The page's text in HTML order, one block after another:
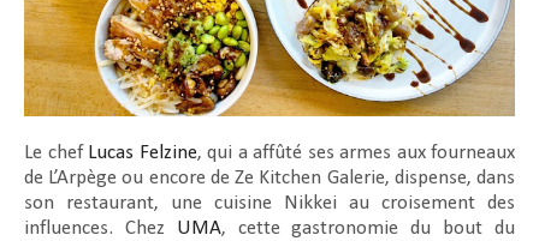
Le chef Lucas Felzine, qui a affûté ses armes aux fourneaux
de L’Arpège ou encore de Ze Kitchen Galerie, dispense, dans
son restaurant, une cuisine Nikkei au croisement des
influences. Chez UMA, cette gastronomie du bout du